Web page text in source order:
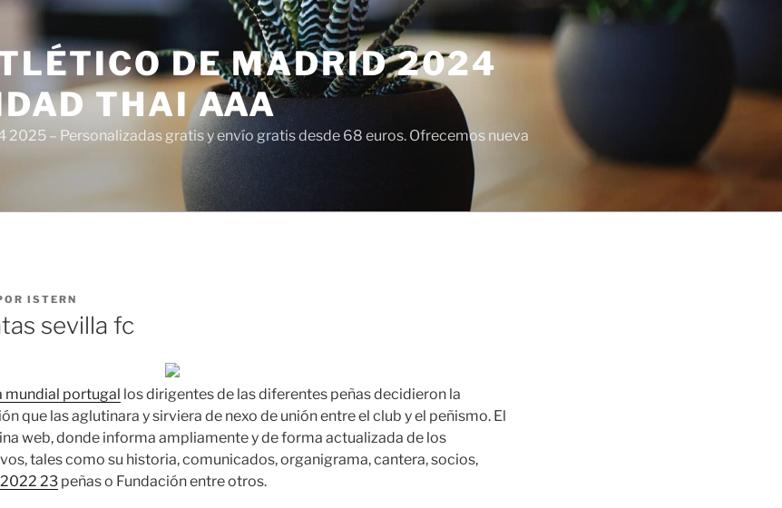
DE MADRID 2024
THAI AAA
– Personalizadas gratis y envío gratis desde 68 euros. Ofrecemos nueva
ISTERN
sevilla fc
mundial portugal los dirigentes de las diferentes peñas decidieron la
que las aglutinara y sirviera de nexo de unión entre el club y el peñismo. El
web, donde informa ampliamente y de forma actualizada de los
tales como su historia, comunicados, organigrama, cantera, socios,
23 peñas o Fundación entre otros.